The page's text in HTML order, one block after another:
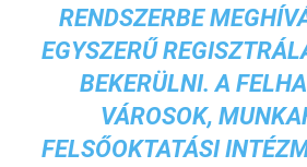
RENDSZERBE
EGYSZERŰ
BEKERÜLNI. A
VÁROSOK,
FELSŐOKTATÁSI